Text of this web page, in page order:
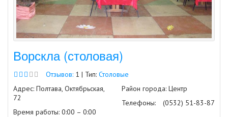
Ворскла (столовая)
Отзывов: 1 | Тип: Столовые
Адрес: Полтава, Октябрьская,
72
Время работы: 0:00 – 0:00
Район города: Центр
Телефоны:
(0532) 51-83-87